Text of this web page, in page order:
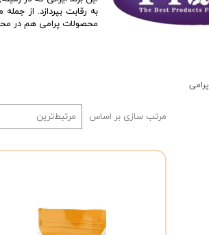
آرایشی و بهداشتی گربهآرایشی و بهداشتی سگ
بیفار
شایر
به رقابت بپردازد. از
محصولات پرامی هم در
پرامی
مرتب سازی بر اساس مرتبط‌ترین